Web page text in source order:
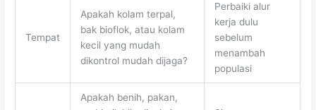
Tempat
Apakah kolam terpal,
bak bioflok, atau kolam
kecil yang mudah
dikontrol mudah dijaga?
Perbaiki alur
kerja dulu
sebelum
menambah
populasi
Apakah benih, pakan,